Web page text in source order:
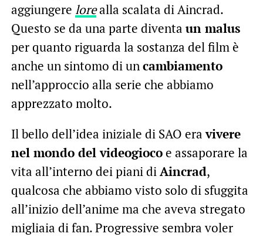
aggiungere lorealla scalata di Aincrad.
Questo se da una parte diventa un malus
per quanto riguarda la sostanza del film è
anche un sintomo di un cambiamento
nell’approccio alla serie che abbiamo
apprezzato molto.
Il bello dell’idea iniziale di SAO eravivere
nel mondo del videogiocoe assaporare la
vita all’interno dei piani di Aincrad,
qualcosa che abbiamo visto solo di sfuggita
all’inizio dell’anime ma che aveva stregato
migliaia di fan. Progressive sembra voler